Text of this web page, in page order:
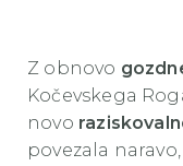
Z obnovo
Kočevskega
novo
povezala